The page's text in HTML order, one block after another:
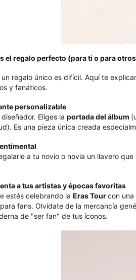
el regalo perfecto (para ti o para
un regalo único es difícil. Aquí te
y fanáticos.
personalizable
Eliges la portada del álbum
Es una pieza única creada
a tu novio o novia un llavero
a tus artistas y épocas favoritas
estés celebrando la Eras Tourcon
fans. Olvídate de la mercancía
de "ser fan" de tus íconos.